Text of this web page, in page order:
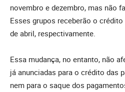
novembro e dezembro, mas não
Esses grupos receberão o
de abril, respectivamente.
Essa mudança, no entanto, não
já anunciadas para o crédito das
nem para o saque dos